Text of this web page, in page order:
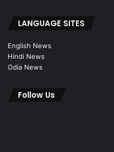
LANGUAGE SITES
English News
Hindi News
Odia News
Follow Us